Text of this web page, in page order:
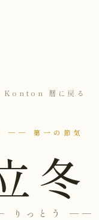
暦に戻る
── 第一の節気
冬
りっとう ──